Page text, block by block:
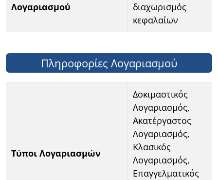
Λογαριασμού
διαχωρισμός
κεφαλαίων
Πληροφορίες Λογαριασμού
Τύποι Λογαριασμών
Δοκιμαστικός
Λογαριασμός,
Ακατέργαστος
Λογαριασμός,
Κλασικός
Λογαριασμός,
Επαγγελματικός